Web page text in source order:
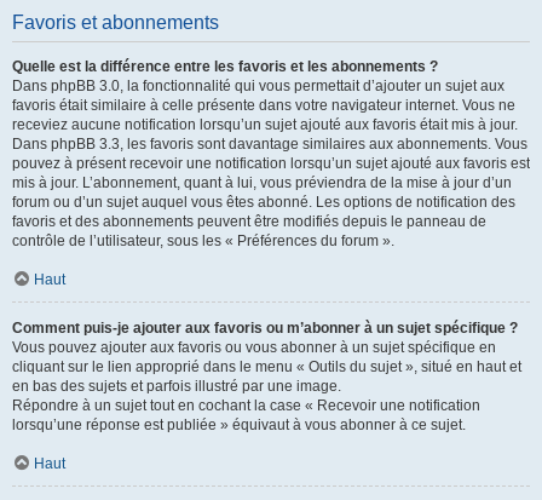
Favoris et abonnements
Quelle est la différence entre les favoris et les abonnements ?
Dans phpBB 3.0, la fonctionnalité qui vous permettait d’ajouter un sujet aux
favoris était similaire à celle présente dans votre navigateur internet. Vous ne
receviez aucune notification lorsqu’un sujet ajouté aux favoris était mis à jour.
Dans phpBB 3.3, les favoris sont davantage similaires aux abonnements. Vous
pouvez à présent recevoir une notification lorsqu’un sujet ajouté aux favoris est
mis à jour. L’abonnement, quant à lui, vous préviendra de la mise à jour d’un
forum ou d’un sujet auquel vous êtes abonné. Les options de notification des
favoris et des abonnements peuvent être modifiés depuis le panneau de
contrôle de l’utilisateur, sous les « Préférences du forum ».
Haut
Comment puis-je ajouter aux favoris ou m’abonner à un sujet spécifique ?
Vous pouvez ajouter aux favoris ou vous abonner à un sujet spécifique en
cliquant sur le lien approprié dans le menu « Outils du sujet », situé en haut et
en bas des sujets et parfois illustré par une image.
Répondre à un sujet tout en cochant la case « Recevoir une notification
lorsqu’une réponse est publiée » équivaut à vous abonner à ce sujet.
Haut